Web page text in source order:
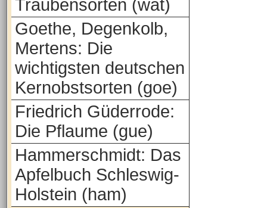
Traubensorten (wat)
Goethe, Degenkolb,
Mertens: Die
wichtigsten deutschen
Kernobstsorten (goe)
Friedrich Güderrode:
Die Pflaume (gue)
Hammerschmidt: Das
Apfelbuch Schleswig-
Holstein (ham)